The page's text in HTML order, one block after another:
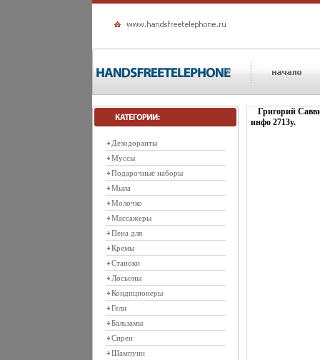
Дезодоранты
Муссы
Подарочные наборы
Мыла
Молочко
Массажеры
Пена для
Кремы
Станоки
Лосьоны
Кондиционеры
Гели
Бальзамы
Спреи
Шампуни
Григорий
инфо 2713y.